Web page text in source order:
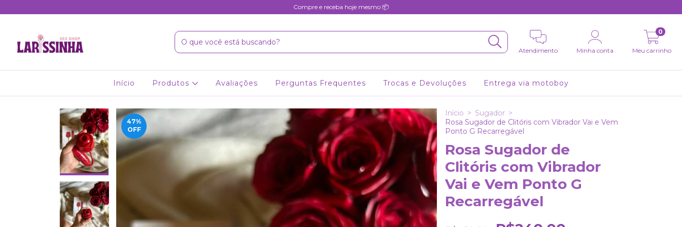
Compre e receba hoje mesmo 📦
Atendimento Minha conta Meu carrinho
0
Início Produtos Avaliações Perguntas Frequentes Trocas e Devoluções Entrega via motoboy
47%
OFF
Início > Sugador >
Rosa Sugador de Clitóris com Vibrador Vai e Vem
Ponto G Recarregável
Rosa Sugador de
Clitóris com Vibrador
Vai e Vem Ponto G
Recarregável